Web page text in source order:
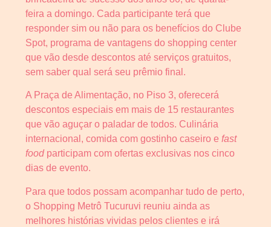
feira a domingo. Cada participante terá que
responder sim ou não para os benefícios do Clube
Spot, programa de vantagens do shopping center
que vão desde descontos até serviços gratuitos,
sem saber qual será seu prêmio final.
A Praça de Alimentação, no Piso 3, oferecerá
descontos especiais em mais de 15 restaurantes
que vão aguçar o paladar de todos. Culinária
internacional, comida com gostinho caseiro e fast
food participam com ofertas exclusivas nos cinco
dias de evento.
Para que todos possam acompanhar tudo de perto,
o Shopping Metrô Tucuruvi reuniu ainda as
melhores histórias vividas pelos clientes e irá